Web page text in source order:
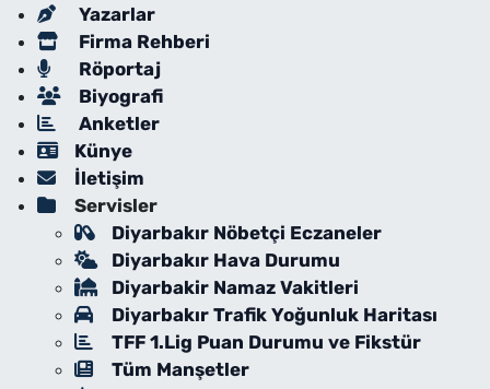
Yazarlar
Firma Rehberi
Röportaj
Biyografi
Anketler
Künye
İletişim
Servisler
Diyarbakır Nöbetçi Eczaneler
Diyarbakır Hava Durumu
Diyarbakir Namaz Vakitleri
Diyarbakır Trafik Yoğunluk Haritası
TFF 1.Lig Puan Durumu ve Fikstür
Tüm Manşetler